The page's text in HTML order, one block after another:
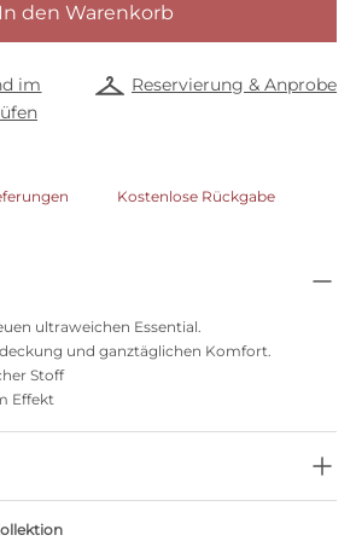
In den Warenkorb
im
Reservierung & Anprobe
Kostenlose Rückgabe
ultraweichen Essential.
und ganztäglichen Komfort.
Stoff
Effekt